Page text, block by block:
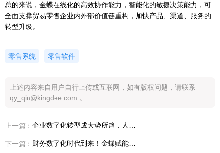
总的来说，金蝶在线化的高效协作能力，智能化的敏捷决策能力，可
全面支撑贸易零售企业内外部价值链重构，加快产品、渠道、服务的
转型升级。
零售系统 零售软件
上述内容来自用户自行上传或互联网，如有版权问题，请联系
qy_qin@kingdee.com 。
上一篇：
下一篇：